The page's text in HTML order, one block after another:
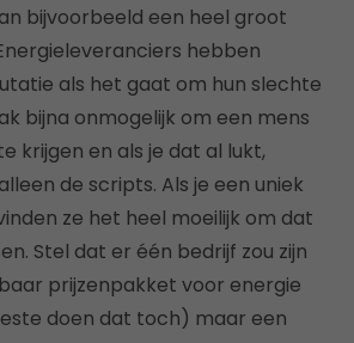
bijvoorbeeld een heel groot
hebben
als het gaat om hun slechte
bijna onmogelijk om een mens
krijgen en als je dat al lukt,
de scripts. Als je een uniek
ze het heel moeilijk om dat
Stel dat er één bedrijf zou zijn
prijzenpakket voor energie
doen dat toch) maar een